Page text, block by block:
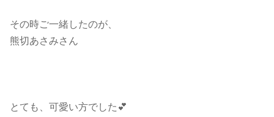
その時ご一緒したのが、
熊切あさみさん
とても、可愛い方でした💕